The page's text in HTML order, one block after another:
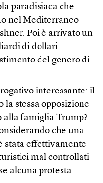
paradisiaca che
nel Mediterraneo
Poi è arrivato un
di dollari
del genero di
interessante: il
la stessa opposizione
alla famiglia Trump?
che una
stata effettivamente
mal controllati
alcuna protesta.